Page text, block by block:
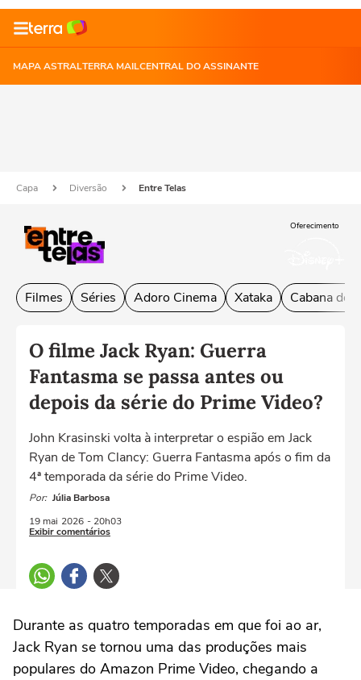
MAPA ASTRALTERRA MAILCENTRAL DO ASSINANTE
Capa Diversão Entre Telas
Oferecimento
Filmes Séries Adoro Cinema Xataka Cabana do
O filme Jack Ryan: Guerra
Fantasma se passa antes ou
depois da série do Prime Video?
John Krasinski volta à interpretar o espião em Jack
Ryan de Tom Clancy: Guerra Fantasma após o fim da
4ª temporada da série do Prime Video.
Por: Júlia Barbosa
19 mai 2026 - 20h03
Exibir comentários
Durante as quatro temporadas em que foi ao ar,
Jack Ryan se tornou uma das produções mais
populares do Amazon Prime Video, chegando a